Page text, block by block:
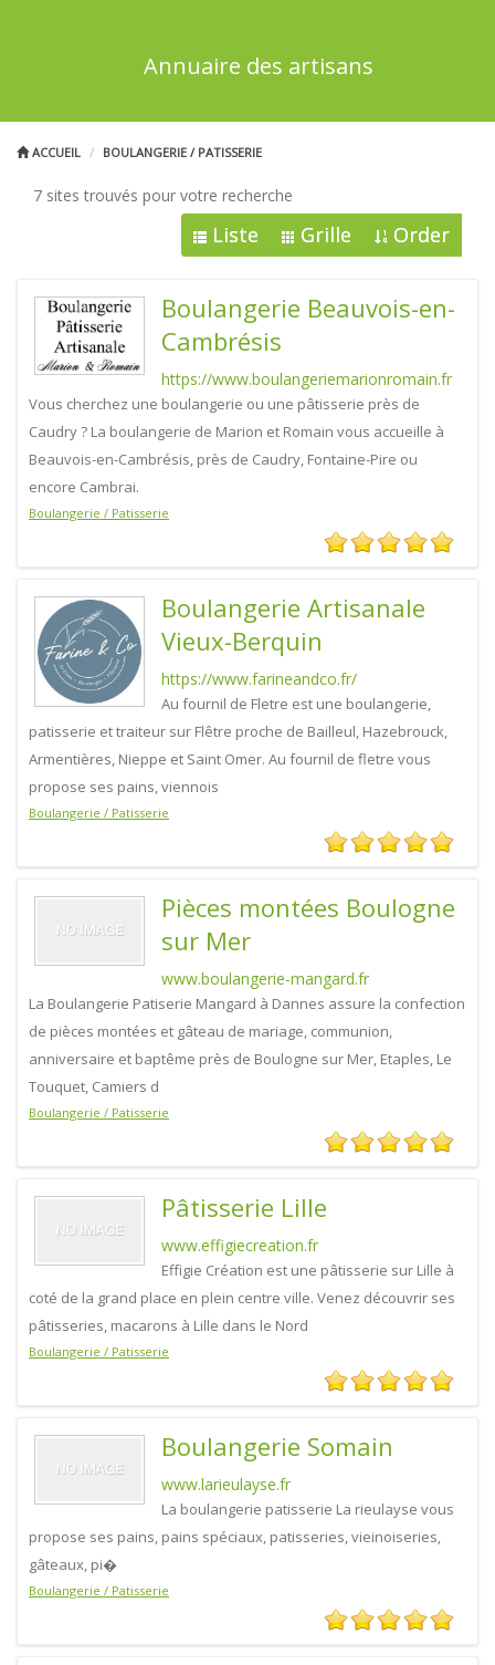
Annuaire des artisans
ACCUEIL BOULANGERIE / PATISSERIE
7 sites trouvés pour votre recherche
Liste Grille Order
Boulangerie Beauvois-en-
Cambrésis
https://www.boulangeriemarionromain.fr
Vous cherchez une boulangerie ou une pâtisserie près de
Caudry ? La boulangerie de Marion et Romain vous accueille à
Beauvois-en-Cambrésis, près de Caudry, Fontaine-Pire ou
encore Cambrai.
Boulangerie / Patisserie
Boulangerie Artisanale
Vieux-Berquin
https://www.farineandco.fr/
Au fournil de Fletre est une boulangerie,
patisserie et traiteur sur Flêtre proche de Bailleul, Hazebrouck,
Armentières, Nieppe et Saint Omer. Au fournil de fletre vous
propose ses pains, viennois
Boulangerie / Patisserie
Pièces montées Boulogne
sur Mer
www.boulangerie-mangard.fr
La Boulangerie Patiserie Mangard à Dannes assure la confection
de pièces montées et gâteau de mariage, communion,
anniversaire et baptême près de Boulogne sur Mer, Etaples, Le
Touquet, Camiers d
Boulangerie / Patisserie
Pâtisserie Lille
www.effigiecreation.fr
Effigie Création est une pâtisserie sur Lille à
coté de la grand place en plein centre ville. Venez découvrir ses
pâtisseries, macarons à Lille dans le Nord
Boulangerie / Patisserie
Boulangerie Somain
www.larieulayse.fr
La boulangerie patisserie La rieulayse vous
propose ses pains, pains spéciaux, patisseries, vieinoiseries,
gâteaux, pi�
Boulangerie / Patisserie